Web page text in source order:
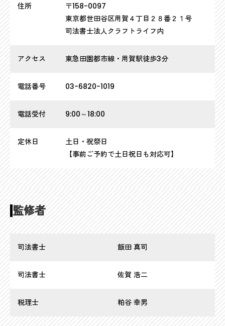
住所
〒158-0097
東京都世田谷区用賀４丁目２８番２１号
司法書士法人クラフトライフ内
アクセス 東急田園都市線・用賀駅徒歩3分
電話番号 03-6820-1019
電話受付 9:00～18:00
定休日
土日・祝祭日
【事前ご予約で土日祝日も対応可】
監修者
司法書士 飯田 真司
司法書士 佐賀 浩二
税理士 粕谷 幸男